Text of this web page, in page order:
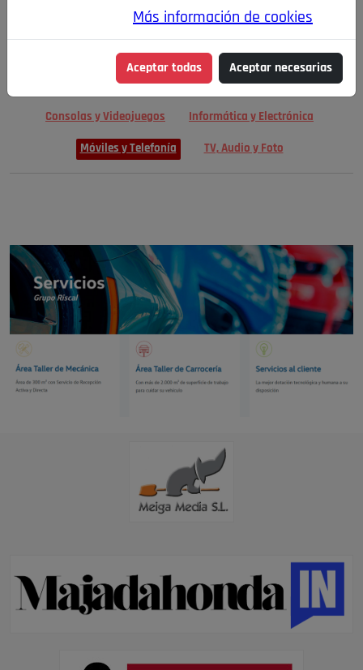
Motor y Accesorios Motos Ocio
Cine, Libros y Música Coleccionismo Otros Otros
Empleo Servicios Tecnología
Consolas y Videojuegos Informática y Electrónica
Móviles y Telefonía TV, Audio y Foto
Más información de cookies
Aceptar todas Aceptar necesarias